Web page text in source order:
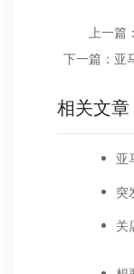
上一
下一篇：亚
相关文章